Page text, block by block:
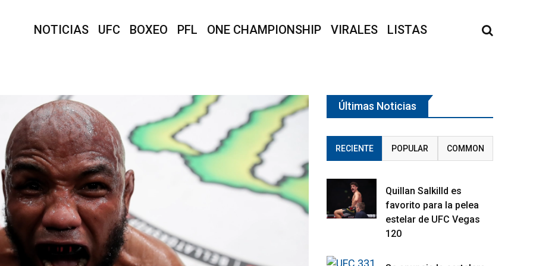
NOTICIAS UFC BOXEO PFL ONE CHAMPIONSHIP VIRALES LISTAS
Últimas Noticias
RECIENTE POPULAR COMMON
Quillan Salkilld es
favorito para la pelea
estelar de UFC Vegas
120